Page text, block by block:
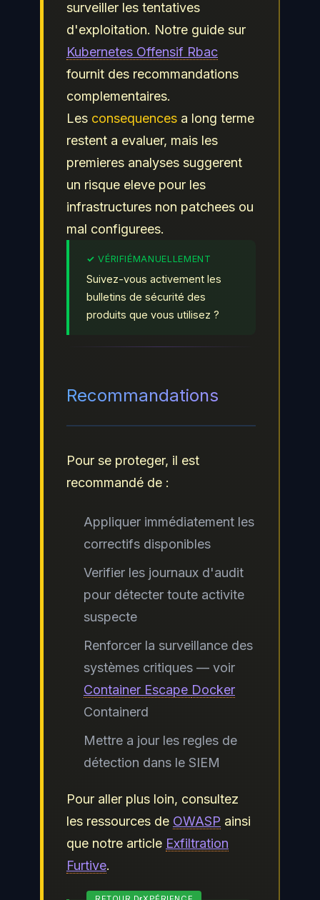
surveiller les tentatives
d'exploitation. Notre guide sur
Kubernetes Offensif Rbac
fournit des recommandations
complementaires.
Les consequences a long terme
restent a evaluer, mais les
premieres analyses suggerent
un risque eleve pour les
infrastructures non patchees ou
mal configurees.
Suivez-vous activement les
bulletins de sécurité des
produits que vous utilisez ?
Recommandations
Pour se proteger, il est
recommandé de :
Appliquer immédiatement les
correctifs disponibles
Verifier les journaux d'audit
pour détecter toute activite
suspecte
Renforcer la surveillance des
systèmes critiques — voir
Container Escape Docker
Containerd
Mettre a jour les regles de
détection dans le SIEM
Pour aller plus loin, consultez
les ressources de OWASP ainsi
que notre article Exfiltration
Furtive.